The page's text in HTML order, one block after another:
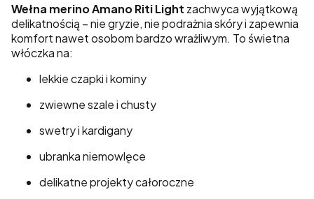
Wełna merino Amano Riti Light zachwyca wyjątkową
delikatnością – nie gryzie, nie podrażnia skóry i zapewnia
komfort nawet osobom bardzo wrażliwym. To świetna
włóczka na:
lekkie czapki i kominy
zwiewne szale i chusty
swetry i kardigany
ubranka niemowlęce
delikatne projekty całoroczne